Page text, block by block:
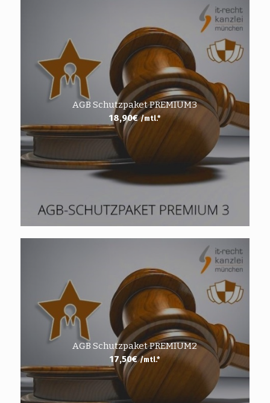
AGB Schutzpaket PREMIUM3
18,90€ /mtl.*
AGB Schutzpaket PREMIUM2
17,50€ /mtl.*